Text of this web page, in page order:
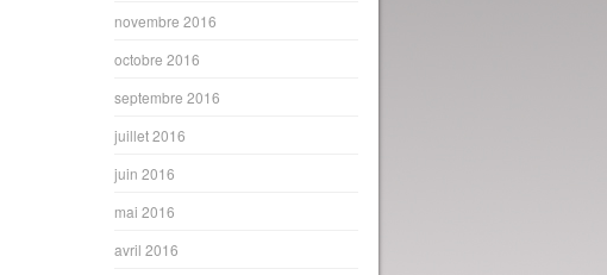
novembre 2016
octobre 2016
septembre 2016
juillet 2016
juin 2016
mai 2016
avril 2016